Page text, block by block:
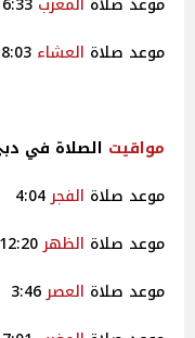
موعد صلاة العشاء
مواقيت الصلاة في
موعد صلاة الفجر4:04
موعد صلاة الظهر12:20
موعد صلاة العصر3:46